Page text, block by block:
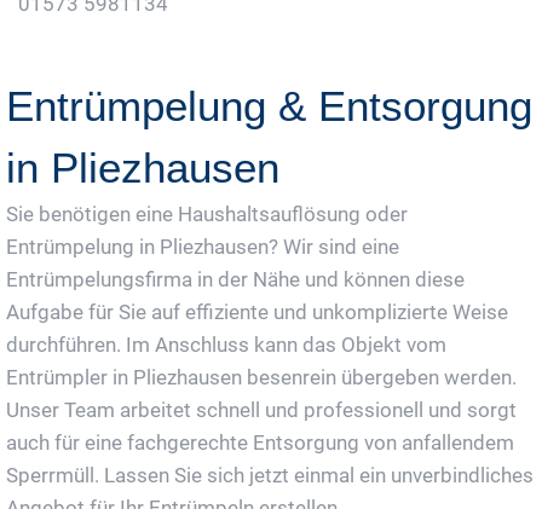
Entrümpelung & Entsorgung
in Pliezhausen
Sie benötigen eine Haushaltsauflösung oder
Entrümpelung in Pliezhausen? Wir sind eine
Entrümpelungsfirma in der Nähe und können diese
Aufgabe für Sie auf effiziente und unkomplizierte Weise
durchführen. Im Anschluss kann das Objekt vom
Entrümpler in Pliezhausen besenrein übergeben werden.
Unser Team arbeitet schnell und professionell und sorgt
auch für eine fachgerechte Entsorgung von anfallendem
Sperrmüll. Lassen Sie sich jetzt einmal ein unverbindliches